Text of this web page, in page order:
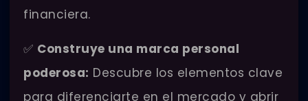
financiera.
✅ Construye una marca personal
poderosa: Descubre los elementos clave
para diferenciarte en el mercado y abrir